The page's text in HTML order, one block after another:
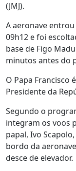
(JMJ).
A aeronave
09h12 e foi
base de Figo
minutos antes do
O Papa Francisco
Presidente da
Segundo o
integram os voos
papal, Ivo
bordo da
desce de elevador.